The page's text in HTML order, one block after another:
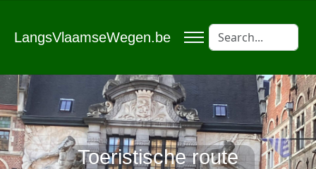
LangsVlaamseWegen.be
Toeristische route